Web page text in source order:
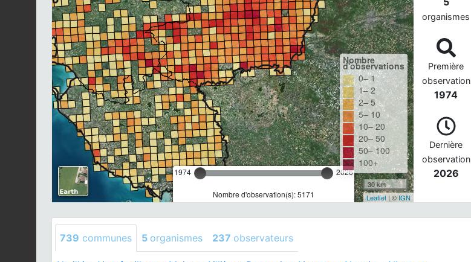
1974 2026
Nombre d'observation(s): 5171
Nombre
d'observations
0– 1
1– 2
2– 5
5– 10
10– 20
20– 50
50– 100
100+
30 km
Leaflet| ©IGN
organismes
Première
observation
1974
Dernière
observation
2026
739 communes 5 organismes 237 observateurs